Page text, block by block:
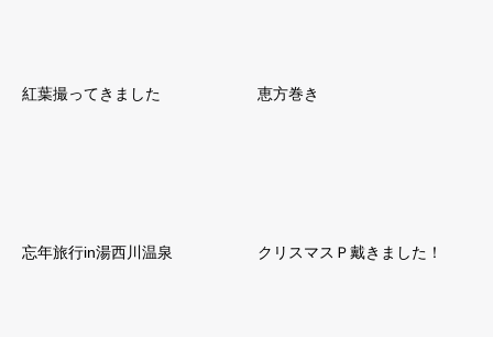
紅葉撮ってきました 恵方巻き
忘年旅行in湯西川温泉 クリスマスＰ戴きました！